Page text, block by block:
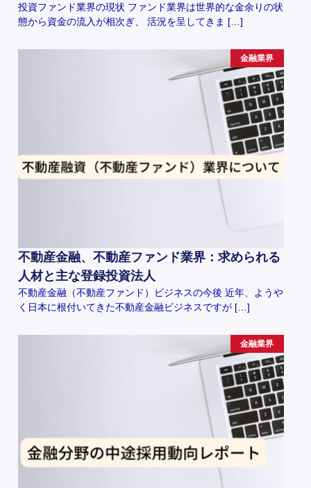
投資ファンド業界の現状 ファンド業界は世界的な金余りの状
態から資金の流入が相次ぎ、 活況を呈してきま […]
金融業界
不動産金融、不動産ファンド業界：求められる
人材と主な登録投資法人
不動産金融（不動産ファンド）ビジネスの今後 近年、ようや
く日本に根付いてきた不動産金融ビジネスですが […]
金融業界